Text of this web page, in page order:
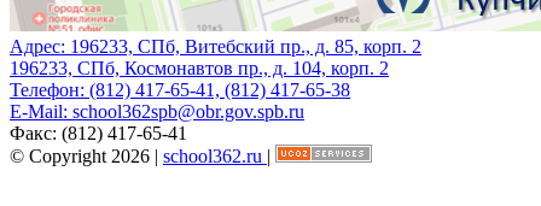
Адрес: 196233, СПб, Витебский пр., д. 85, корп. 2
196233, СПб, Космонавтов пр., д. 104, корп. 2
Телефон: (812) 417-65-41, (812) 417-65-38
E-Mail: school362spb@obr.gov.spb.ru
Факс: (812) 417-65-41
© Copyright 2026 | school362.ru |